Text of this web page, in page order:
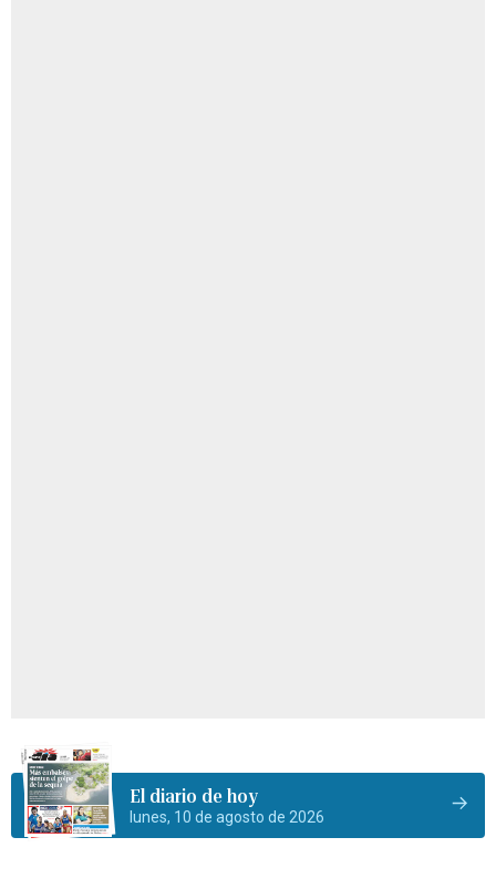
El diario de hoy
lunes, 10 de agosto de 2026